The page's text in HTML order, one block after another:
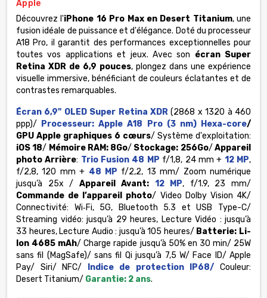
Apple
Découvrez l'iPhone 16 Pro Max en Desert Titanium, une
fusion idéale de puissance et d'élégance. Doté du processeur
A18 Pro, il garantit des performances exceptionnelles pour
toutes vos applications et jeux. Avec son écran Super
Retina XDR de 6,9 ​​pouces, plongez dans une expérience
visuelle immersive, bénéficiant de couleurs éclatantes et de
contrastes remarquables.
Écran 6,9" OLED Super Retina XDR (2868 x 1320 à 460
ppp)/
Processeur: Apple A18 Pro (3 nm) Hexa-core/
GPU Apple graphiques 6 cœurs/ Système d'exploitation:
iOS 18/ Mémoire RAM: 8Go/ Stockage: 256Go/ Appareil
photo Arrière: Trio Fusion 48 MP f/1,8, 24 mm + 12 MP,
f/2,8, 120 mm + 48 MP f/2,2, 13 mm/ Zoom numérique
jusqu’à 25x / Appareil Avant: 12 MP, f/1.9, 23 mm/
Commande de l’appareil photo/ Video Dolby Vision 4K/
Connectivité: Wi‑Fi, 5G, Bluetooth 5.3 et USB Type-C/
Streaming vidéo: jusqu’à 29 heures, Lecture Vidéo : jusqu’à
33 heures, Lecture Audio : jusqu’à 105 heures/ Batterie: Li-
Ion 4685 mAh/ Charge rapide jusqu’à 50% en 30 min/ 25W
sans fil (MagSafe)/ sans fil Qi jusqu’à 7,5 W/ Face ID/ Apple
Pay/ Siri/ NFC/
Indice de protection IP68/ Couleur:
Desert Titanium/ Garantie: 2 ans.